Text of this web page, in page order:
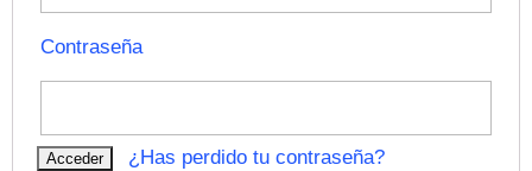
Contraseña
¿Has perdido tu contraseña?